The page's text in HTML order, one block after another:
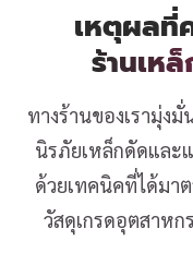
เหตุผลที่
ร้านเห
ทางร้านของเรามุ่ง
นิรภัยเหล็กดัดและ
ด้วยเทคนิคที่ได้มา
วัสดุเกรดอุตสาห